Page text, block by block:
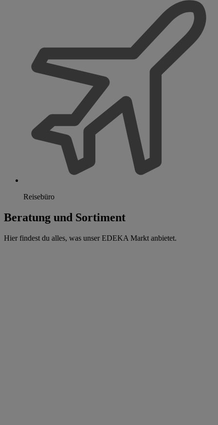
Reisebüro
Beratung und Sortiment
Hier findest du alles, was unser EDEKA Markt anbietet.